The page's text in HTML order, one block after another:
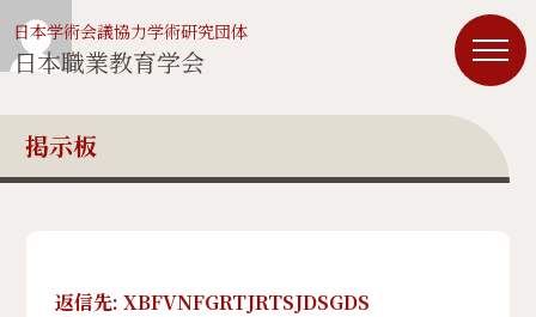
日本学術会議協力学術研究団体
日本職業教育学会
掲示板
返信先: XBFVNFGRTJRTSJDSGDS